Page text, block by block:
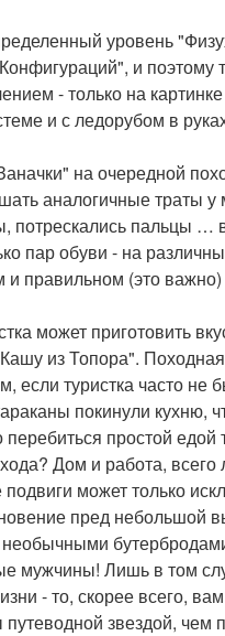
уровень
и поэтому
- только на
и с ледорубом в
на очередной
аналогичные траты
потрескались пальцы …
пар обуви - на
правильном (это важно)
может приготовить
из Топора".
если туристка часто не
покинули кухню,
простой едой
Дом и работа,
может только
пред небольшой
мужчины! Лишь в том
- то, скорее всего,
звездой, чем